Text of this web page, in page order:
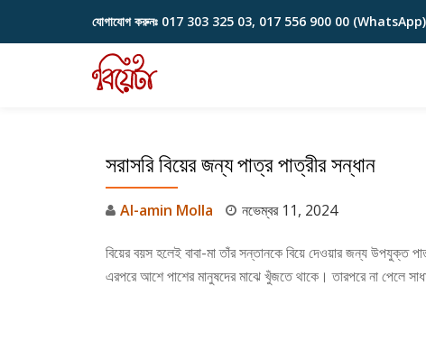
Skip
যোগাযোগ করুনঃ 017 303 325 03, 017 556 900 00 (WhatsApp)
সরাসরি বিয়ের জন্য পাত্র পাত্রীর সন্ধান
Al-amin Molla নভেম্বর 11, 2024
বিয়ের বয়স হলেই বাবা-মা তাঁর সন্তানকে বিয়ে দেওয়ার জন্য
এরপরে আশে পাশের মানুষদের মাঝে খুঁজতে থাকে। তারপরে না পেলে